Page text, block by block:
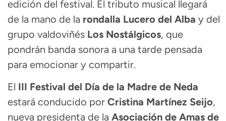
edición del festival. El tributo musical llegará
de la mano de la rondalla Lucero del Alba y del
grupo valdoviñés Los Nostálgicos, que
pondrán banda sonora a una tarde pensada
para emocionar y compartir.
El III Festival del Día de la Madre de Neda
estará conducido por Cristina Martínez Seijo,
nueva presidenta de la Asociación de Amas de